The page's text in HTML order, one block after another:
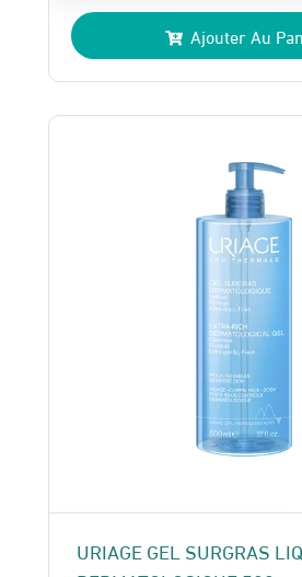
prix
initial
était :
230 Dhs.
prix
actuel
est :
210 Dhs.
Ajouter Au
URIAGE GEL SURGRAS